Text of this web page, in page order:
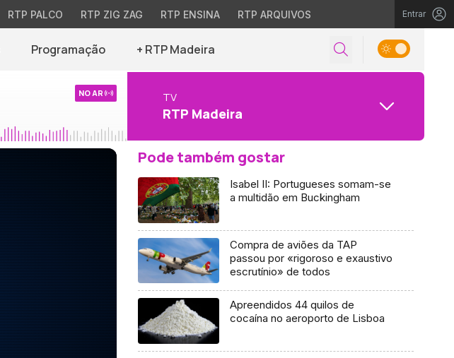
RTP PALCO RTP ZIG ZAG RTP ENSINA RTP ARQUIVOS Entrar
Programação + RTP Madeira
NO AR TV
RTP Madeira
Pode também gostar
Isabel II: Portugueses somam-se
a multidão em Buckingham
Compra de aviões da TAP
passou por «rigoroso e exaustivo
escrutínio» de todos
Apreendidos 44 quilos de
cocaína no aeroporto de Lisboa